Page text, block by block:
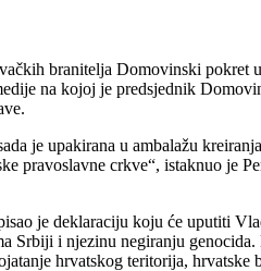
branitelja Domovinski pokret
na kojoj je predsjednik
je upakirana u ambalažu
pravoslavne crkve“, istaknuo je
je deklaraciju koju će uputiti
Srbiji i njezinu negiranju
hrvatskog teritorija, hrvatske